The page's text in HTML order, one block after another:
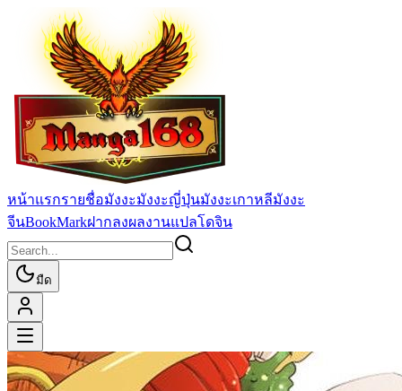
หน้าแรกรายชื่อมังงะมังงะญี่ปุ่นมังงะเกาหลีมังงะ
จีนBookMarkฝากลงผลงานแปลโดจิน
มืด